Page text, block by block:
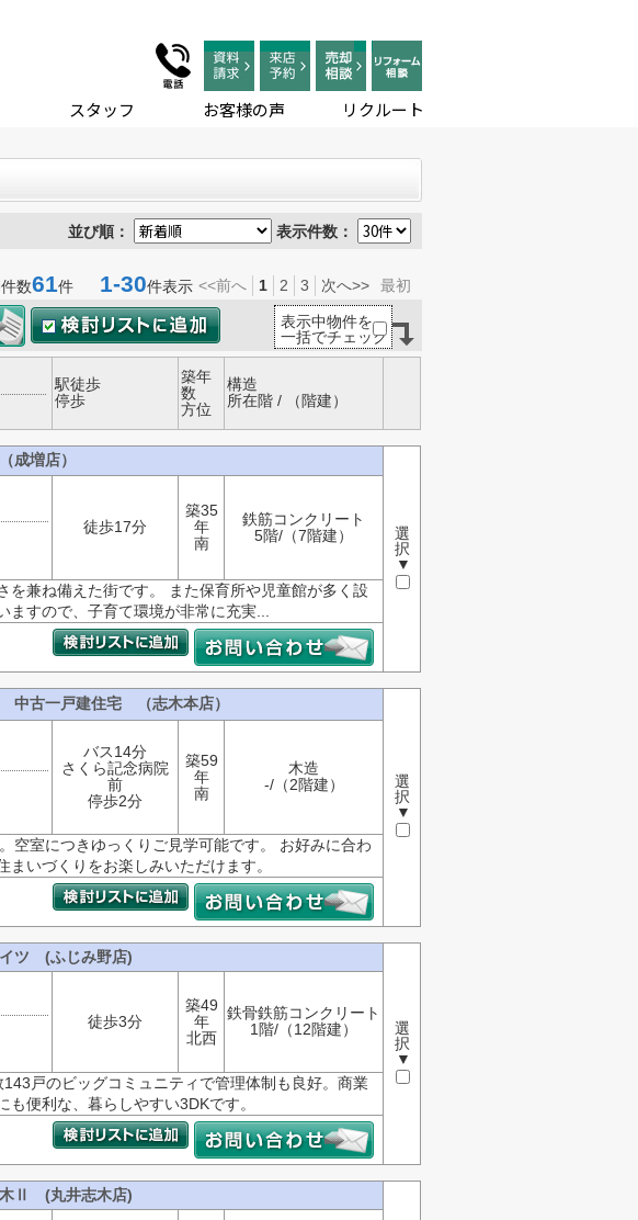
スタッフ お客様の声 リクルート
並び順： 表示件数：
数61件 1-30件表示 <<前へ 1 2 3 次へ>> 最初
表示中物件を
一括でチェック
駅徒歩
停歩
築年
数
方位
構造
所在階 / （階建）
成増店）
選
択
▼
徒歩17分
築35
年
南
鉄筋コンクリート
5階/（7階建）
兼ね備えた街です。 また保育所や児童館が多く設
すので、子育て環境が非常に充実...
中古一戸建住宅 （志木本店）
選
択
▼
バス14分
さくら記念病院
前
停歩2分
築59
年
南
木造
-/（2階建）
空室につきゆっくりご見学可能です。 お好みに合わ
いづくりをお楽しみいただけます。
イツ (ふじみ野店)
選
択
▼
徒歩3分
築49
年
北西
鉄骨鉄筋コンクリート
1階/（12階建）
戸のビッグコミュニティで管理体制も良好。商業
便利な、暮らしやすい3DKです。
木Ⅱ (丸井志木店)